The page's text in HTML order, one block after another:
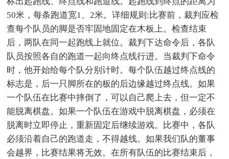
50米，每条跑道宽1、2米。详细规则:比赛前，裁判应检
查每个队员的脚是否牢固地固定在木板上。检查结束
后，两队在同一起跑线上就位。裁判下达命令后，各队
队员按照各自的跑道一起向终点线行进。当裁判下命令
时，他开始给每个队分别计时。每个队伍越过终点线的
标志是，后一只脚所在的板的后边缘越过终点线。如果
一个队伍在比赛中摔倒了，可以自己爬上去，但一定不
能脱离棋盘。如果一个队伍在游戏中脱离棋盘，必须在
脱离时立即停止，重新固定后继续游戏。比赛中，各队
必须沿着自己的跑道走，不得越线。如果我们队的董事
会越界，比赛结果将无效。在所有队伍的比赛结束后，